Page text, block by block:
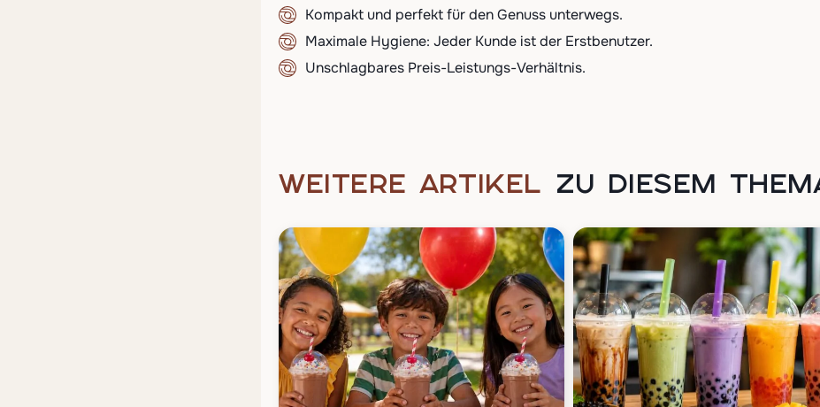
Kompakt und perfekt für den Genuss unterwegs.
Maximale Hygiene: Jeder Kunde ist der Erstbenutzer.
Unschlagbares Preis-Leistungs-Verhältnis.
WEITERE ARTIKEL ZU DIESEM